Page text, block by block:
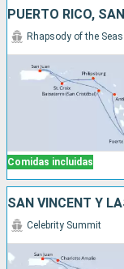
Comidas incluidas
Rhapsody of the Seas
Celebrity Summit